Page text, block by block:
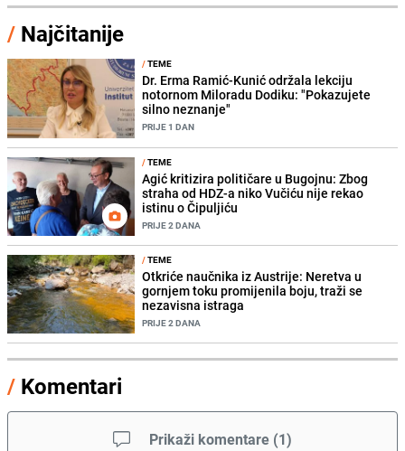
/ Najčitanije
/TEME
Dr. Erma Ramić-Kunić održala lekciju
notornom Miloradu Dodiku: "Pokazujete
silno neznanje"
PRIJE 1 DAN
/TEME
Agić kritizira političare u Bugojnu: Zbog
straha od HDZ-a niko Vučiću nije rekao
istinu o Čipuljiću
PRIJE 2 DANA
/TEME
Otkriće naučnika iz Austrije: Neretva u
gornjem toku promijenila boju, traži se
nezavisna istraga
PRIJE 2 DANA
/ Komentari
Prikaži komentare (1)